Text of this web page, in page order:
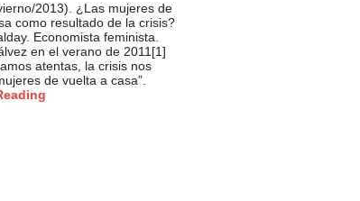
2013). ¿Las mujeres de
como resultado de la crisis?
Economista feminista.
en el verano de 2011[1]
atentas, la crisis nos
de vuelta a casa”.